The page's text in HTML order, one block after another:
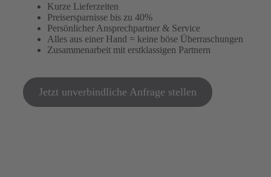
Kurze Lieferzeiten
Preisersparnisse bis zu 40%
Persönlicher Ansprechpartner & Service
Alles aus einer Hand = keine böse Überraschungen
Zusammenarbeit mit erstklassigen Partnern
Jetzt unverbindliche Anfrage stellen